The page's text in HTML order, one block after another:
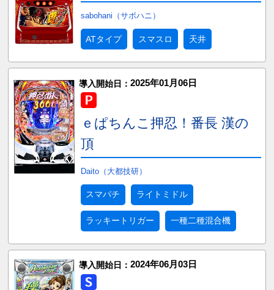
sabohani（サボハニ）
ATタイプ スマスロ 天井
導入開始日： 2025年01月06日
ｅぱちんこ押忍！番長 漢の
頂
Daito（大都技研）
スマパチ ライトミドル
ラッキートリガー 一種二種混合機
導入開始日： 2024年06月03日